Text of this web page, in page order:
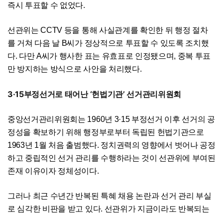
즉시 투표할 수 없었다.
선관위는 CCTV 등을 통해 사실관계를 확인한 뒤 행정 절차
를 거쳐 다음 날 B씨가 정상적으로 투표할 수 있도록 조치했
다. 다만 A씨가 행사한 표는 유효표로 인정됐으며, 중복 투표
만 방지하는 방식으로 사안을 처리했다.
3·15부정선거로 태어난 ‘헌법기관’ 선거관리위원회
중앙선거관리위원회는 1960년 3·15 부정선거 이후 선거의 공
정성을 확보하기 위해 행정부로부터 독립된 헌법기관으로
1963년 1월 처음 출범했다. 정치권력의 영향에서 벗어나 공정
하고 중립적인 선거 관리를 수행하라는 것이 선관위에 부여된
존재 이유이자 정체성이다.
그러나 최근 수년간 반복된 특혜 채용 논란과 선거 관리 부실
로 심각한 비판을 받고 있다. 선관위가 지금이라도 반복되는